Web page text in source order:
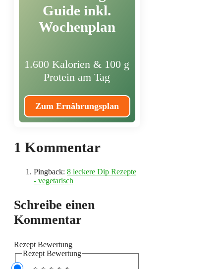
Guide inkl.
Wochenplan
1.600 Kalorien & 100 g
Protein am Tag
Zum Ernährungsplan
1 Kommentar
Pingback: 8 leckere Dip Rezepte
- vegetarisch
Schreibe einen
Kommentar
Rezept Bewertung
Rezept Bewertung